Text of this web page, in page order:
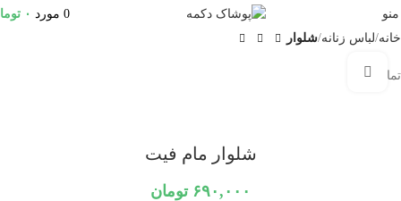
منو 0 مورد ۰
خانه لباس زنانه شلوار
تمام شده
شلوار مام فیت
۶۹۰,۰۰۰ تومان